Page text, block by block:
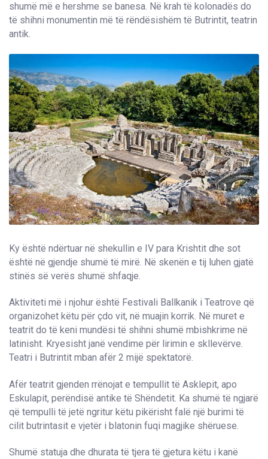
shumë më e hershme se banesa. Në krah të kolonadës do
të shihni monumentin më të rëndësishëm të Butrintit, teatrin
antik.
Ky është ndërtuar në shekullin e IV para Krishtit dhe sot
është në gjendje shumë të mirë. Në skenën e tij luhen gjatë
stinës së verës shumë shfaqje.
Aktiviteti më i njohur është Festivali Ballkanik i Teatrove që
organizohet këtu për çdo vit, në muajin korrik. Në muret e
teatrit do të keni mundësi të shihni shumë mbishkrime në
latinisht. Kryesisht janë vendime për lirimin e skllevërve.
Teatri i Butrintit mban afër 2 mijë spektatorë.
Afër teatrit gjenden rrënojat e tempullit të Asklepit, apo
Eskulapit, perëndisë antike të Shëndetit. Ka shumë të ngjarë
që tempulli të jetë ngritur këtu pikërisht falë një burimi të
cilit butrintasit e vjetër i blatonin fuqi magjike shëruese.
Shumë statuja dhe dhurata të tjera të gjetura këtu i kanë